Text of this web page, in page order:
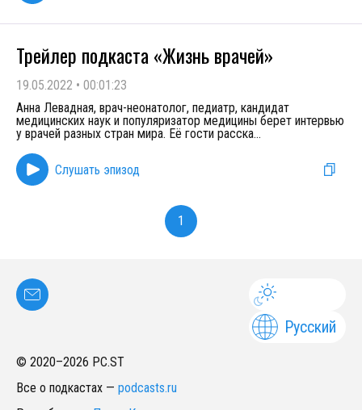
Трейлер подкаста «Жизнь врачей»
19.05.2022 • 00:01:23
Анна Левадная, врач-неонатолог, педиатр, кандидат
медицинских наук и популяризатор медицины берет интервью
у врачей разных стран мира. Её гости расска...
Слушать эпизод
1
Русский
© 2020–2026 PC.ST
Все о подкастах — podcasts.ru